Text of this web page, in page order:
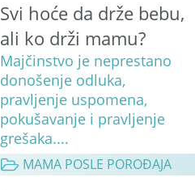
Svi hoće da drže bebu,
ali ko drži mamu?
Majčinstvo je neprestano
donošenje odluka,
pravljenje uspomena,
pokušavanje i pravljenje
grešaka....
MAMA POSLE POROĐAJA